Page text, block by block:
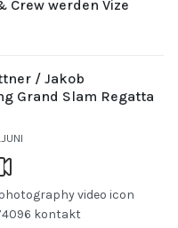
Crew werden Vize
/ Jakob
Grand Slam Regatta